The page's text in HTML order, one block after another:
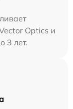
Optics и
3 лет.